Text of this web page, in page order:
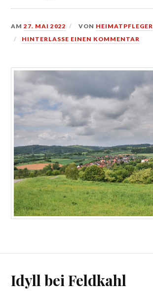
AM27. MAI 2022 VON HEIMATPFLEGER
HINTERLASSE EINEN KOMMENTAR
Idyll bei Feldkahl